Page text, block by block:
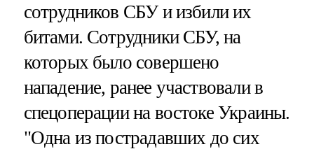
сотрудников СБУ и избили их
битами. Сотрудники СБУ, на
которых было совершено
нападение, ранее участвовали в
спецоперации на востоке Украины.
"Одна из пострадавших до сих